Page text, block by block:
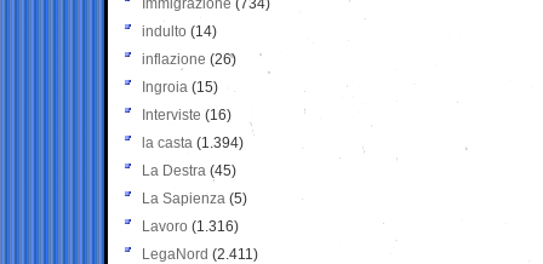
Immigrazione (734)
indulto (14)
inflazione (26)
Ingroia (15)
Interviste (16)
la casta (1.394)
La Destra (45)
La Sapienza (5)
Lavoro (1.316)
LegaNord (2.411)